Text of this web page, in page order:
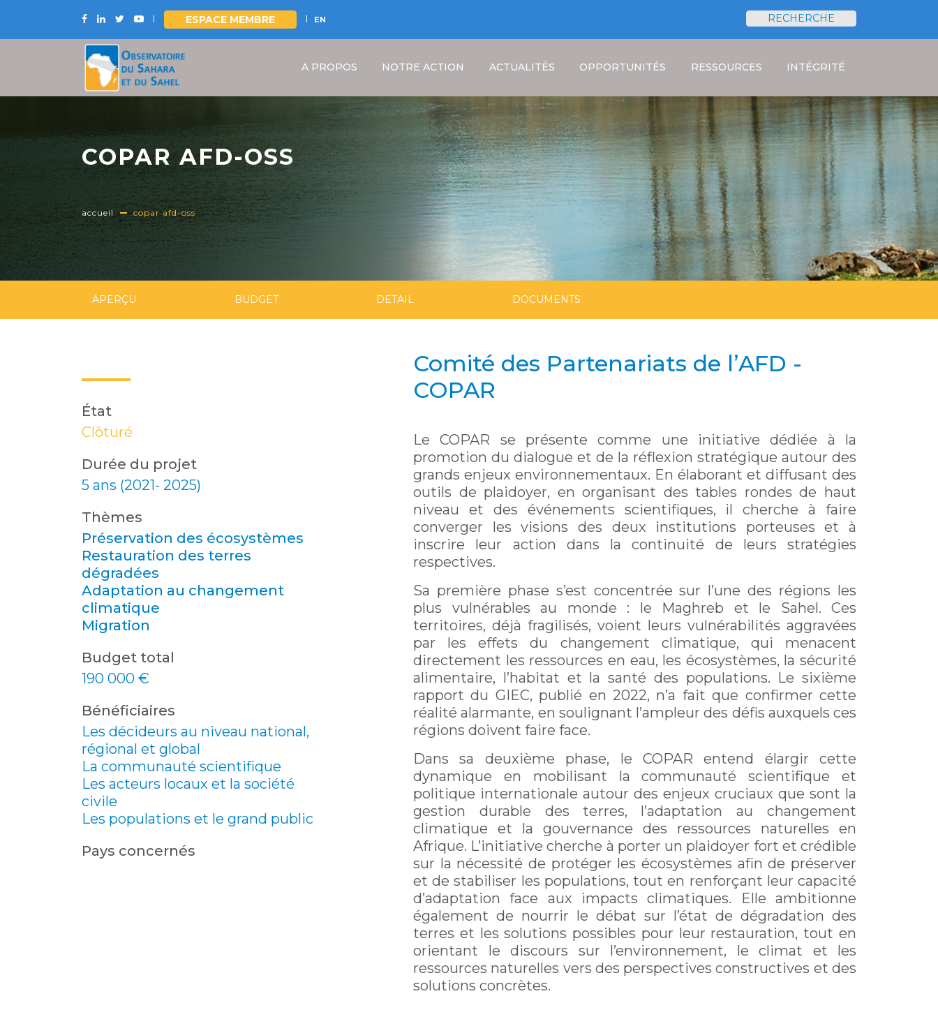
principal
ESPACE MEMBRE EN
RECHERCHE
A PROPOS NOTRE ACTION ACTUALITÉS OPPORTUNITÉS RESSOURCES INTÉGRITÉ
COPAR AFD-OSS
Fil
d'Ariane
accueil copar afd-oss
APERÇU BUDGET DETAIL DOCUMENTS
État
Clôturé
Durée du projet
5 ans (2021- 2025)
Thèmes
Préservation des écosystèmes
Restauration des terres
dégradées
Adaptation au changement
climatique
Migration
Budget total
190 000 €
Bénéficiaires
Les décideurs au niveau national,
régional et global
La communauté scientifique
Les acteurs locaux et la société
civile
Les populations et le grand public
Pays concernés
Comité des Partenariats de l’AFD -
COPAR
Le COPAR se présente comme une initiative dédiée à la
promotion du dialogue et de la réflexion stratégique autour des
grands enjeux environnementaux. En élaborant et diffusant des
outils de plaidoyer, en organisant des tables rondes de haut
niveau et des événements scientifiques, il cherche à faire
converger les visions des deux institutions porteuses et à
inscrire leur action dans la continuité de leurs stratégies
respectives.
Sa première phase s’est concentrée sur l’une des régions les
plus vulnérables au monde : le Maghreb et le Sahel. Ces
territoires, déjà fragilisés, voient leurs vulnérabilités aggravées
par les effets du changement climatique, qui menacent
directement les ressources en eau, les écosystèmes, la sécurité
alimentaire, l’habitat et la santé des populations. Le sixième
rapport du GIEC, publié en 2022, n’a fait que confirmer cette
réalité alarmante, en soulignant l’ampleur des défis auxquels ces
régions doivent faire face.
Dans sa deuxième phase, le COPAR entend élargir cette
dynamique en mobilisant la communauté scientifique et
politique internationale autour des enjeux cruciaux que sont la
gestion durable des terres, l’adaptation au changement
climatique et la gouvernance des ressources naturelles en
Afrique. L’initiative cherche à porter un plaidoyer fort et crédible
sur la nécessité de protéger les écosystèmes afin de préserver
et de stabiliser les populations, tout en renforçant leur capacité
d’adaptation face aux impacts climatiques. Elle ambitionne
également de nourrir le débat sur l’état de dégradation des
terres et les solutions possibles pour leur restauration, tout en
orientant le discours sur l’environnement, le climat et les
ressources naturelles vers des perspectives constructives et des
solutions concrètes.